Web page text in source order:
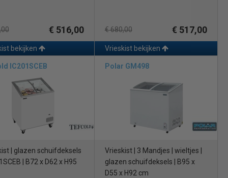
€ 516,00
bekijken
€ 680,00 € 517,00
Vrieskist bekijken
IC201SCEB
| glazen schuifdeksels
| B72 x D62 x H95
Polar GM498
Vrieskist | 3 Mandjes | wieltjes |
glazen schuifdeksels | B95 x
D55 x H92 cm